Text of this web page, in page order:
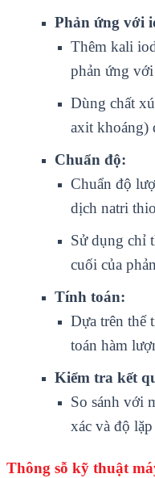
Phản ứng với
Thêm kali
phản ứng
Dùng chất
axit khoáng)
Chuẩn độ:
Chuẩn độ
dịch natri
Sử dụng chỉ
cuối của
Tính toán:
Dựa trên thể
toán hàm
Kiểm tra kết
So sánh với
xác và độ
Thông sỗ kỹ thuật